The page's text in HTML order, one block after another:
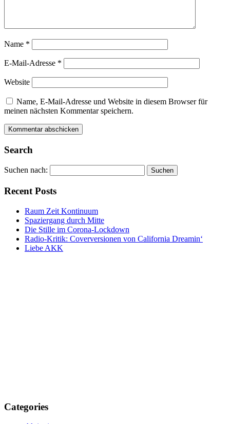
Name *
E-Mail-Adresse *
Website
Name, E-Mail-Adresse und Website in diesem Browser für
meinen nächsten Kommentar speichern.
Alternative:
Alternative:
Search
Suchen nach:
Recent Posts
Raum Zeit Kontinuum
Spaziergang durch Mitte
Die Stille im Corona-Lockdown
Radio-Kritik: Coverversionen von California Dreamin‘
Liebe AKK
Categories